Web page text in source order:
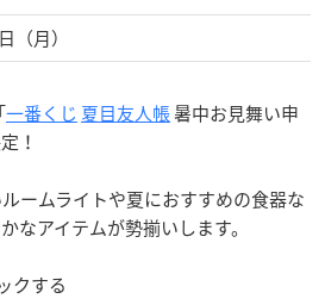
（月）
一番くじ 夏目友人帳暑中お見舞い申
！
ームライトや夏におすすめの食器な
なアイテムが勢揃いします。
クする